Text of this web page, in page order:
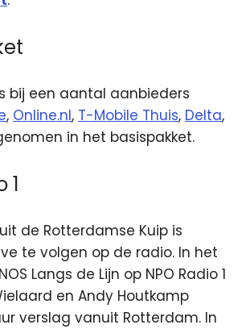
is bij een aantal aanbieders
, Online.nl, T-Mobile Thuis, Delta,
in het basispakket.
1
de Rotterdamse Kuip is
te volgen op de radio. In het
Langs de Lijn op NPO Radio 1
en Andy Houtkamp
verslag vanuit Rotterdam. In